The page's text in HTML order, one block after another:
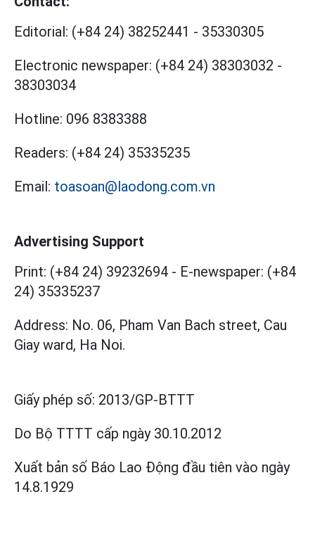
Editorial: (+84 24) 38252441 - 35330305
Electronic newspaper: (+84 24) 38303032 -
38303034
Hotline: 096 8383388
Readers: (+84 24) 35335235
Email: toasoan@laodong.com.vn
Advertising Support
Print: (+84 24) 39232694 - E-newspaper: (+84
24) 35335237
Address: No. 06, Pham Van Bach street, Cau
Giay ward, Ha Noi.
Giấy phép số: 2013/GP-BTTT
Do Bộ TTTT cấp ngày 30.10.2012
Xuất bản số Báo Lao Động đầu tiên vào ngày
14.8.1929